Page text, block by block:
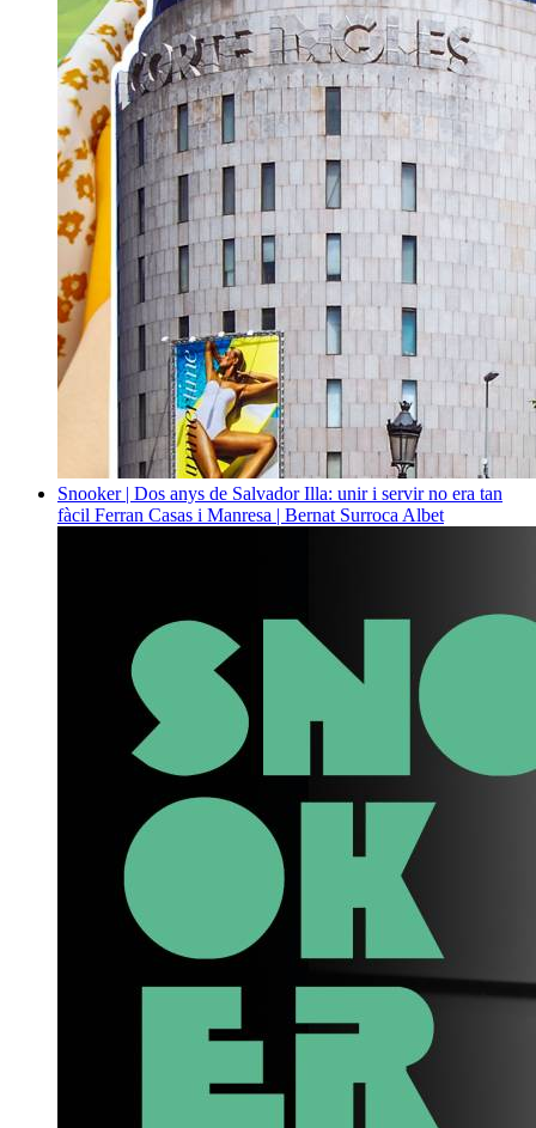
Snooker | Dos anys de Salvador Illa: unir i servir no era tan
fàcil Ferran Casas i Manresa | Bernat Surroca Albet